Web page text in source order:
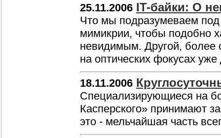
25.11.2006 IT-байки: О
Что мы подразумеваем
мимикрии, чтобы подобно
невидимым. Другой, более
на оптических фокусах
18.11.2006
Специализирующиеся на
Касперского» принимают
это - мельчайшая часть